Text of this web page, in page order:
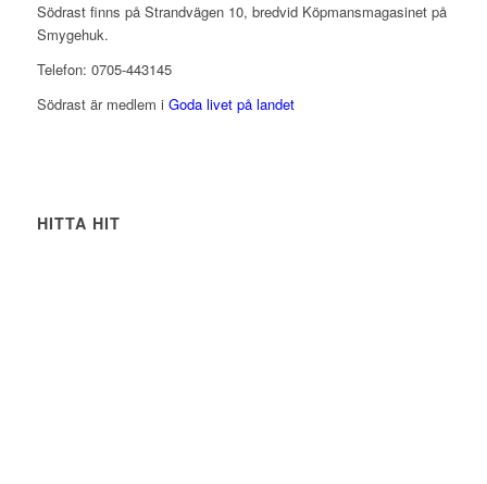
Södrast finns på Strandvägen 10, bredvid Köpmansmagasinet på
Smygehuk.
Telefon: 0705-443145
Södrast är medlem i Goda livet på landet
HITTA HIT